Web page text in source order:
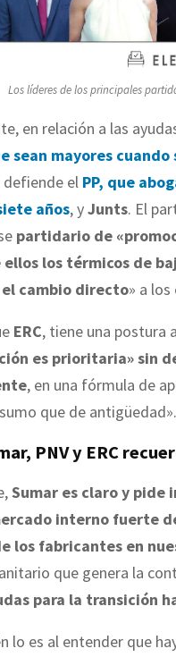
Los líderes de los principales
en relación a las
sean mayores
el PP, que
años, yJunts. El
partidario de
ellos los térmicos de
cambio directo» a
ERC, tiene una postura
es prioritaria» sin
, en una fórmula de
que de antigüedad».
PNV y ERC
Sumar es claro y pide
interno fuerte
los fabricantes en
que genera la
para la transición
lo es al entender que